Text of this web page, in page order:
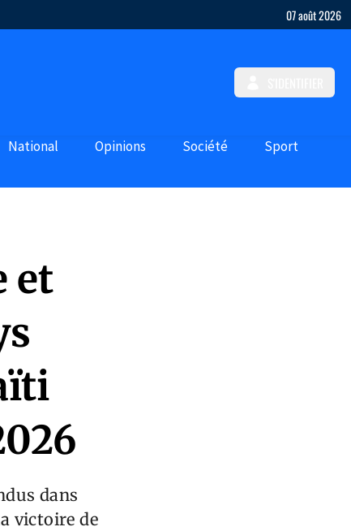
07 août 2026
National Opinions Société Sport
et
dans
victoire de